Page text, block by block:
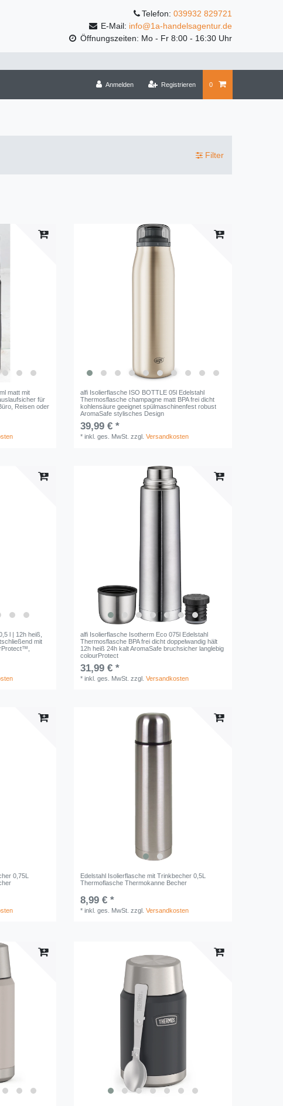
Telefon: 039932 829721
E-Mail: info@1a-handelsagentur.de
Öffnungszeiten: Mo - Fr 8:00 - 16:30 Uhr
Anmelden Registrieren 0
Filter
matt mit
für
Reisen oder
alfi Isolierflasche ISO BOTTLE 05l Edelstahl
Thermosflasche champagne matt BPA frei dicht
kohlensäure geeignet spülmaschinenfest robust
AromaSafe stylisches Design
39,99 € *
*inkl. ges. MwSt. zzgl.Versandkosten
l | 12h heiß,
mit
alfi Isolierflasche Isotherm Eco 075l Edelstahl
Thermosflasche BPA frei dicht doppelwandig hält
12h heiß 24h kalt AromaSafe bruchsicher langlebig
colourProtect
31,99 € *
*inkl. ges. MwSt. zzgl.Versandkosten
0,75L
Edelstahl Isolierflasche mit Trinkbecher 0,5L
Thermoflasche Thermokanne Becher
8,99 € *
*inkl. ges. MwSt. zzgl.Versandkosten